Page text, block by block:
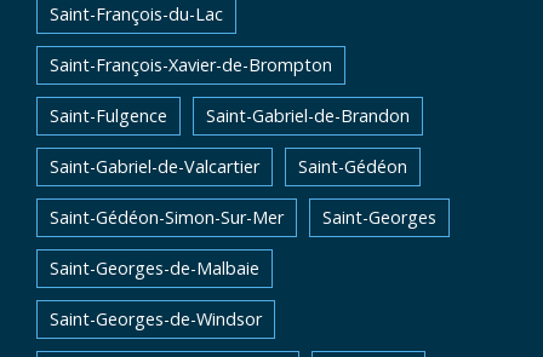
Saint-François-du-Lac
Saint-François-Xavier-de-Brompton
Saint-Fulgence Saint-Gabriel-de-Brandon
Saint-Gabriel-de-Valcartier Saint-Gédéon
Saint-Gédéon-Simon-Sur-Mer Saint-Georges
Saint-Georges-de-Malbaie
Saint-Georges-de-Windsor